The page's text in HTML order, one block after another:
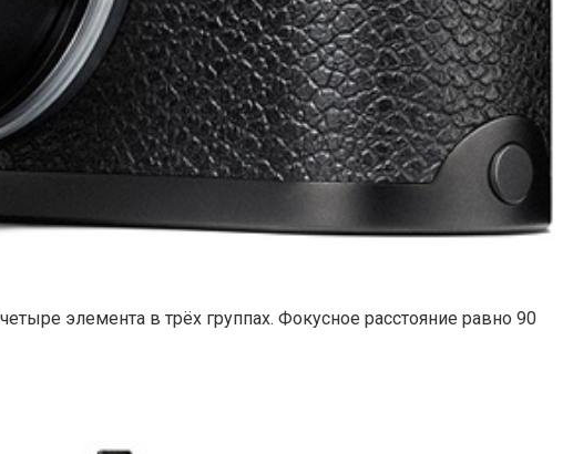
элемента в трёх группах. Фокусное расстояние равно 90